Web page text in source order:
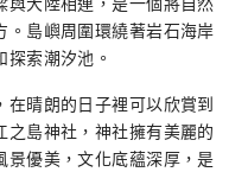
島嶼周圍環繞著岩石海岸
索潮汐池。
晴朗的日子裡可以欣賞到
島神社，神社擁有美麗的
優美，文化底蘊深厚，是